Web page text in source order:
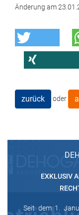
Änderung am
zurück oder
EXKLUSIV
Seit dem 1.